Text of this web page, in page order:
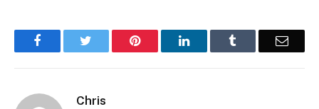
Facebook Pinterest LinkedIn Email
Chris